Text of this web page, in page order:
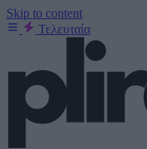
Skip to content
Τελευταία